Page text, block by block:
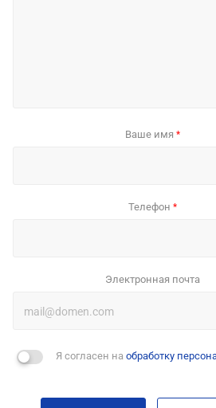
Ваше имя *
Телефон *
Электронная почта
Я согласен на обработку